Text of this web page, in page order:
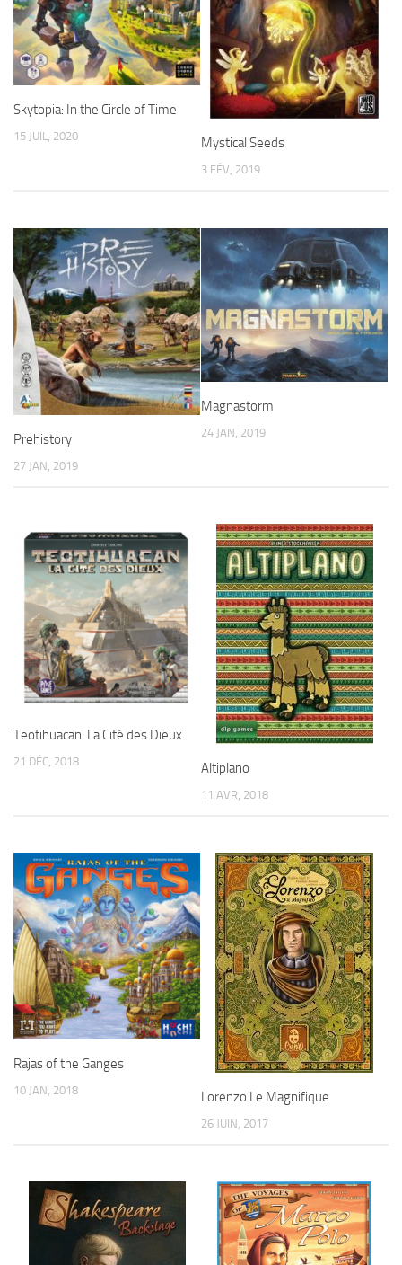
Skytopia: In the Circle of Time
15 JUIL, 2020 Mystical Seeds
3 FÉV, 2019
Prehistory
27 JAN, 2019
Magnastorm
24 JAN, 2019
Teotihuacan: La Cité des Dieux
21 DÉC, 2018 Altiplano
11 AVR, 2018
Rajas of the Ganges
10 JAN, 2018 Lorenzo Le Magnifique
26 JUIN, 2017